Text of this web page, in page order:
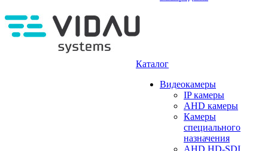
Каталог
Видеокамеры
IP камеры
AHD камеры
Камеры
специального
назначения
AHD HD-SDI